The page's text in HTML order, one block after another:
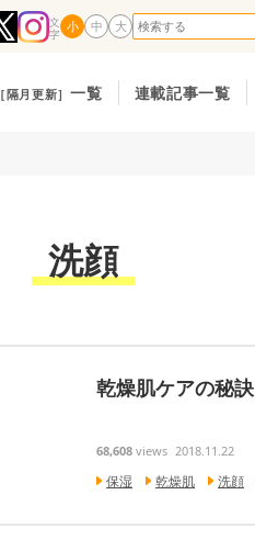
小 中 大
［隔月更新］一覧 連載記事一覧
洗顔
乾燥肌ケアの秘
68,608 views 2018.11.22
保湿 乾燥肌 洗顔